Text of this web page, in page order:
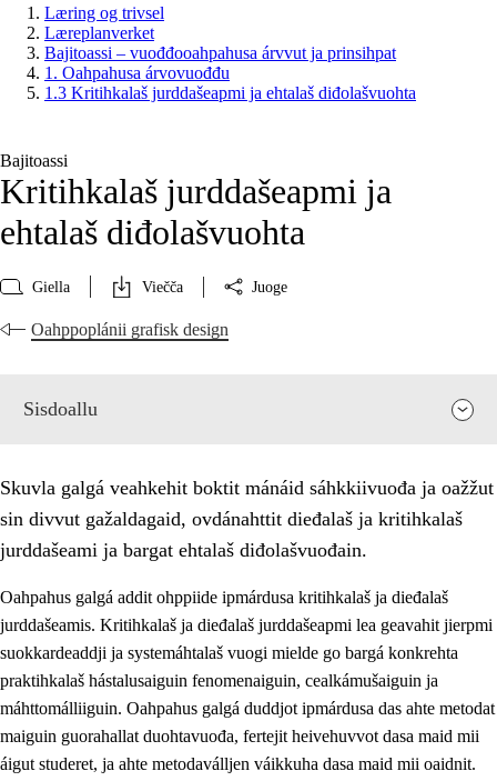
Læring og trivsel
Læreplanverket
Bajitoassi – vuođđooahpahusa árvvut ja prinsihpat
1. Oahpahusa árvovuođđu
1.3 Kritihkalaš jurddašeapmi ja ehtalaš diđolašvuohta
Bajitoassi
Kritihkalaš jurddašeapmi ja
ehtalaš diđolašvuohta
Giella Viečča Juoge
Oahppoplánii grafisk design
Sisdoallu
1. Oahpahusa árvovuođđu
1.1 Olmmošárvu
Skuvla galgá veahkehit boktit mánáid sáhkkiivuođa ja oažžut
sin divvut gažaldagaid, ovdánahttit dieđalaš ja kritihkalaš
jurddašeami ja bargat ehtalaš diđolašvuođain.
Oahpahus galgá addit ohppiide ipmárdusa kritihkalaš ja dieđalaš
jurddašeamis. Kritihkalaš ja dieđalaš jurddašeapmi lea geavahit jierpmi
suokkardeaddji ja systemáhtalaš vuogi mielde go bargá konkrehta
praktihkalaš hástalusaiguin fenomenaiguin, cealkámušaiguin ja
máhttomálliiguin. Oahpahus galgá duddjot ipmárdusa das ahte metodat
maiguin guorahallat duohtavuođa, fertejit heivehuvvot dasa maid mii
áigut studeret, ja ahte metodaválljen váikkuha dasa maid mii oaidnit.